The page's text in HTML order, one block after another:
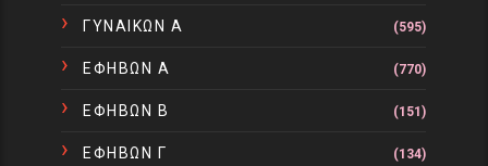
ΓΥΝΑΙΚΩΝ Α (595)
ΕΦΗΒΩΝ Α (770)
ΕΦΗΒΩΝ Β (151)
ΕΦΗΒΩΝ Γ (134)